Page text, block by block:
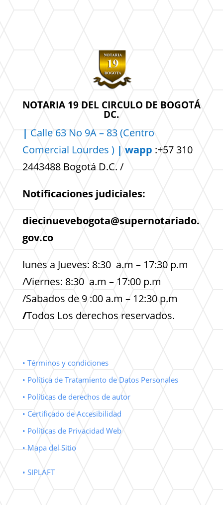
NOTARIA 19 DEL CIRCULO DE BOGOTÁ
DC.
| Calle 63 No 9A – 83 (Centro
Comercial Lourdes ) | wapp :+57 310
2443488 Bogotá D.C. /
Notificaciones judiciales:
diecinuevebogota@supernotariado.
gov.co
lunes a Jueves: 8:30 a.m – 17:30 p.m
/Viernes: 8:30 a.m – 17:00 p.m
/Sabados de 9 :00 a.m – 12:30 p.m
/Todos Los derechos reservados.
• Términos y condiciones
• Política de Tratamiento de Datos Personales
• Políticas de derechos de autor
• Certificado de Accesibilidad
• Políticas de Privacidad Web
• Mapa del Sitio
• SIPLAFT